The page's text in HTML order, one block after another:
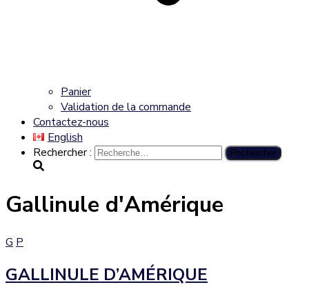
Panier
Validation de la commande
Contactez-nous
English
Rechercher :
Gallinule d'Amérique
G P
GALLINULE D’AMÉRIQUE